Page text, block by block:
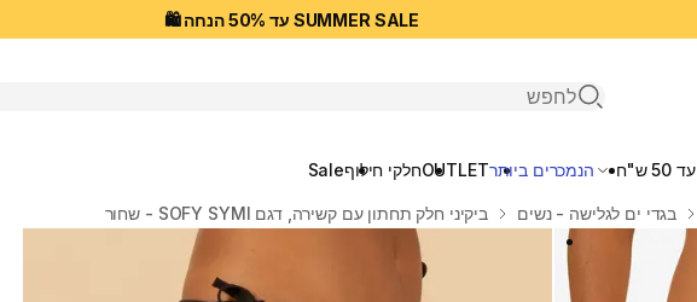
SUMMER SALE עד 50% הנחה 🛍️
פתיחת חיפוש
עד 50 ש"ח הנמכרים ביותרOUTLETחלקי חילוףSale
בגדי ים לגלישה - נשים ביקיני חלק תחתון עם קשירה, דגם SOFY SYMI - שחור